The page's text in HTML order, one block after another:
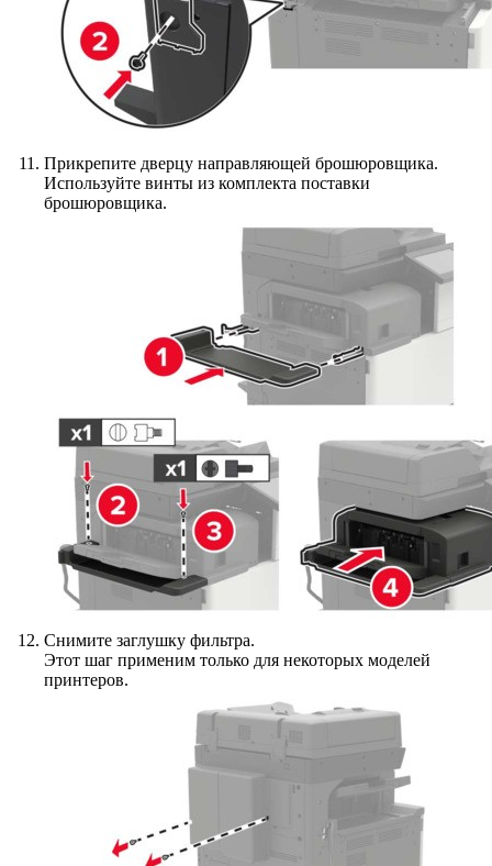
Прикрепите дверцу направляющей брошюровщика.
Используйте винты из комплекта поставки
брошюровщика.
Снимите заглушку фильтра.
Этот шаг применим только для некоторых моделей
принтеров.